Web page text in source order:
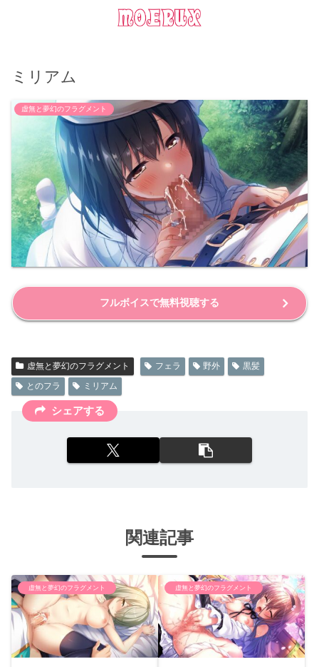
ミリアム
虚無と夢幻のフラグメント
フルボイスで無料視聴する
虚無と夢幻のフラグメント フェラ 野外
黒髪
とのフラ
ミリアム
シェアする
関連記事
虚無と夢幻のフラグメント 虚無と夢幻のフラグメント